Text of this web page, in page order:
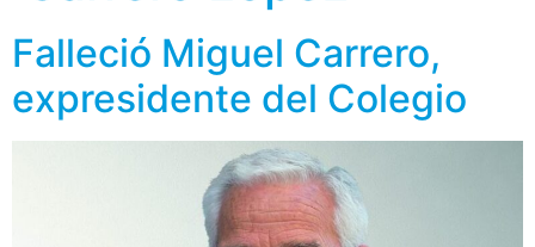
Falleció Miguel Carrero,
expresidente del Colegio